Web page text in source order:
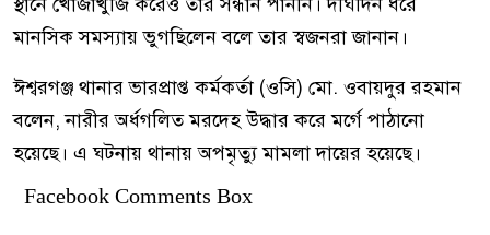
মানসিক সমস্যায় ভুগছিলেন বলে তার স্বজনরা জানান।
ঈশ্বরগঞ্জ থানার ভারপ্রাপ্ত কর্মকর্তা (ওসি) মো. ওবায়দুর রহমান
বলেন, নারীর অর্ধগলিত মরদেহ উদ্ধার করে মর্গে পাঠানো
হয়েছে। এ ঘটনায় থানায় অপমৃত্যু মামলা দায়ের হয়েছে।
Facebook Comments Box